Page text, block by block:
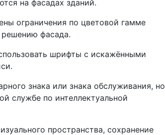
на фасадах зданий.
ограничения по цветовой гамме
фасада.
шрифты с искажёнными
знака или знака обслуживания, но
службе по интеллектуальной
пространства, сохранение